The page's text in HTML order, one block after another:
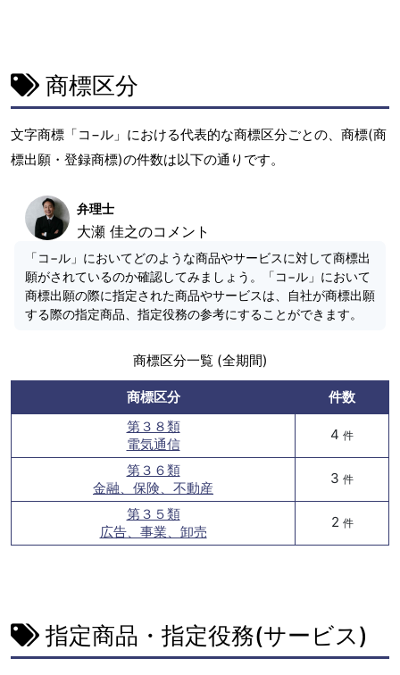
商標区分
文字商標「コ−ル」における代表的な商標区分ごとの、商標(商
標出願・登録商標)の件数は以下の通りです。
弁理士
大瀬 佳之のコメント
「コ−ル」においてどのような商品やサービスに対して商標出
願がされているのか確認してみましょう。「コ−ル」において
商標出願の際に指定された商品やサービスは、自社が商標出願
する際の指定商品、指定役務の参考にすることができます。
商標区分一覧 (全期間)
商標区分
件数
第３８類
電気通信
4 件
第３６類
金融、保険、不動産
3 件
第３５類
広告、事業、卸売
2 件
指定商品・指定役務(サービス)